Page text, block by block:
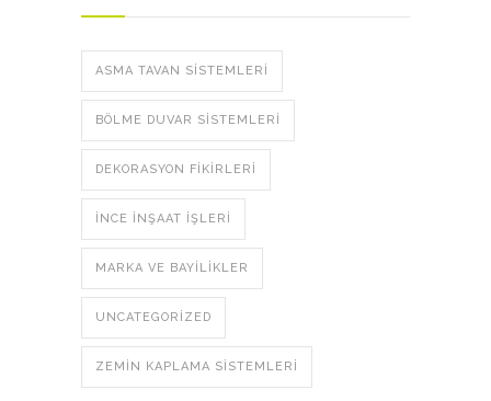
ASMA TAVAN SISTEMLERI
BÖLME DUVAR SISTEMLERI
DEKORASYON FIKIRLERI
İNCE İNŞAAT İŞLERI
MARKA VE BAYILIKLER
UNCATEGORIZED
ZEMIN KAPLAMA SISTEMLERI